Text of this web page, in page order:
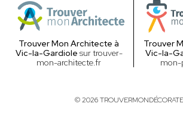
Trouver Mon Architecte à
Vic-la-Gardiole sur trouver-
mon-architecte.fr
Trouver
Vic-la-
mon-
© 2026